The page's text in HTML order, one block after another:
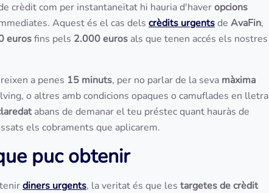
crèdit com per instantaneïtat hi hauria d'haveropcions
Aquest és el cas dels crèdits urgentsde AvaFin,
eurosfins pels 2.000 euros als que tenen accés els nostres
a penes 15 minuts, per no parlar de la seva màxima
o altres amb condicions opaques o camuflades en lletra
abans de demanar el teu préstec quant hauràs de
els cobraments que aplicarem.
puc obtenir
diners urgents, la veritat és que les targetes de crèdit